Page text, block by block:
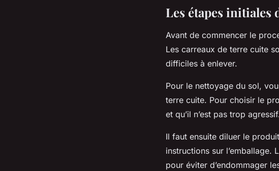
Les étapes initiales
Avant de commencer le
Les carreaux de terre cuite
difficiles à enlever.
Pour le nettoyage du sol,
terre cuite. Pour choisir le
et qu’il n’est pas trop
Il faut ensuite diluer le
instructions sur
pour éviter d’endommager